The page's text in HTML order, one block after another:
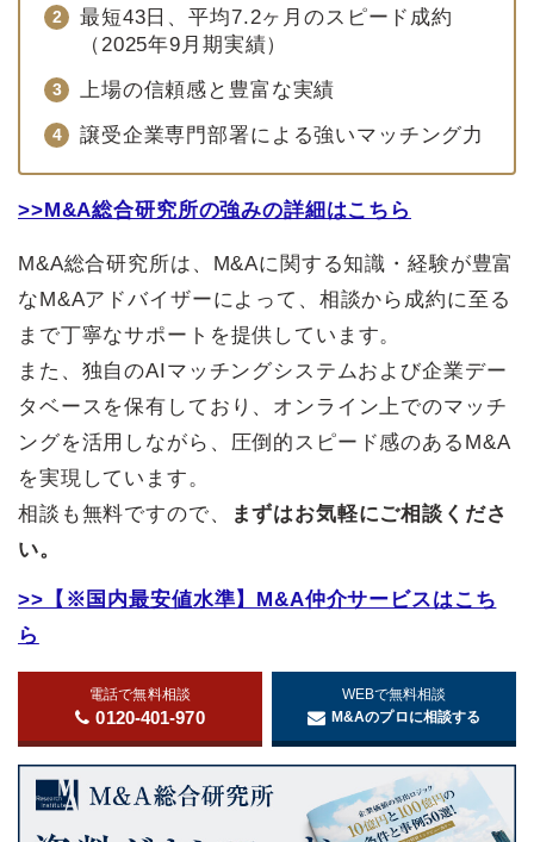
最短43日、平均7.2ヶ月のスピード成約
（2025年9月期実績）
上場の信頼感と豊富な実績
譲受企業専門部署による強いマッチング力
>>M&A総合研究所の強みの詳細はこちら
M&A総合研究所は、M&Aに関する知識・経験が豊富
なM&Aアドバイザーによって、相談から成約に至る
まで丁寧なサポートを提供しています。
また、独自のAIマッチングシステムおよび企業デー
タベースを保有しており、オンライン上でのマッチ
ングを活用しながら、圧倒的スピード感のあるM&A
を実現しています。
相談も無料ですので、
まずはお気軽にご相談くださ
い。
>>【※国内最安値水準】M&A仲介サービスはこち
ら
電話で無料相談
0120-401-970
WEBで無料相談
M&Aのプロに相談する